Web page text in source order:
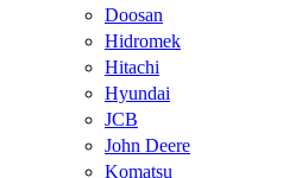
Doosan
Hidromek
Hitachi
Hyundai
JCB
John Deere
Komatsu